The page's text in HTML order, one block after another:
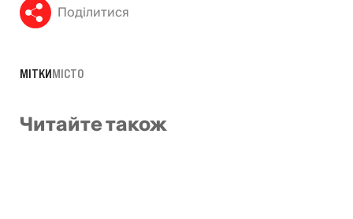
Поділитися
МІТКИМІСТО
Читайте також